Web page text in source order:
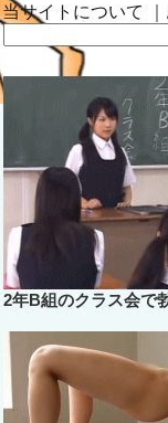
当サイトについて
検
索:
2年B組のクラス会で